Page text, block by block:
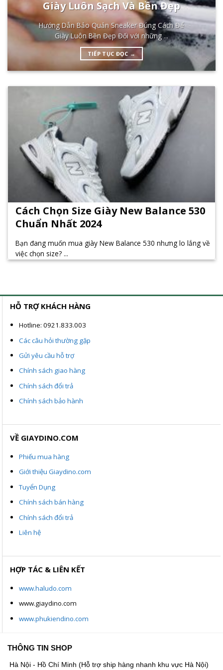
Giày Luôn Sạch Và Bền Đẹp
Hướng Dẫn Bảo Quản Sneaker Đúng Cách Để
Giày Luôn Bền Đẹp Đối với những ...
TIẾP TỤC ĐỌC →
Cách Chọn Size Giày New Balance 530
Chuẩn Nhất 2024
Bạn đang muốn mua giày New Balance 530 nhưng lo lắng về
việc chọn size? ...
HỖ TRỢ KHÁCH HÀNG
Hotline: 0921.833.003
Các câu hỏi thường gặp
Gửi yêu cầu hỗ trợ
Chính sách giao hàng
Chính sách đổi trả
Chính sách bảo hành
VỀ GIAYDINO.COM
Phiếu mua hàng
Giới thiệu Giaydino.com
Tuyển Dụng
Chính sách bán hàng
Chính sách đổi trả
Liên hệ
HỢP TÁC & LIÊN KẾT
www.haludo.com
www.giaydino.com
www.phukiendino.com
THÔNG TIN SHOP
Hà Nội - Hồ Chí Minh (Hỗ trợ ship hàng nhanh khu vực Hà Nội)